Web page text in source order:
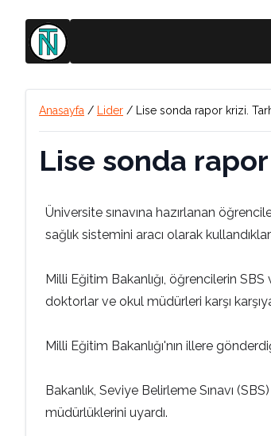
Anasayfa / Lider / Lise sonda rapor krizi.
Lise sonda rapor
Üniversite sınavına hazırlanan
sağlık sistemini aracı olarak
Milli Eğitim Bakanlığı, öğrencilerin
doktorlar ve okul müdürleri karşı
Milli Eğitim Bakanlığı'nın illere
Bakanlık, Seviye Belirleme Sınavı
müdürlüklerini uyardı.